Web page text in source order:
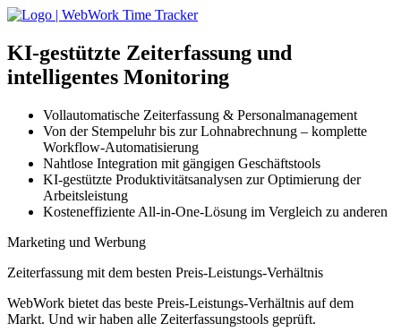
KI-gestützte Zeiterfassung und
intelligentes Monitoring
Vollautomatische Zeiterfassung & Personalmanagement
Von der Stempeluhr bis zur Lohnabrechnung – komplette
Workflow-Automatisierung
Nahtlose Integration mit gängigen Geschäftstools
KI-gestützte Produktivitätsanalysen zur Optimierung der
Arbeitsleistung
Kosteneffiziente All-in-One-Lösung im Vergleich zu anderen
Marketing und Werbung
Zeiterfassung mit dem besten Preis-Leistungs-Verhältnis
WebWork bietet das beste Preis-Leistungs-Verhältnis auf dem
Markt. Und wir haben alle Zeiterfassungstools geprüft.